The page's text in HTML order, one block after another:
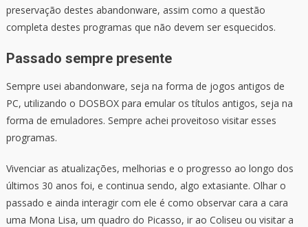
preservação destes abandonware, assim como a questão
completa destes programas que não devem ser esquecidos.
Passado sempre presente
Sempre usei abandonware, seja na forma de jogos antigos de
PC, utilizando o DOSBOX para emular os títulos antigos, seja na
forma de emuladores. Sempre achei proveitoso visitar esses
programas.
Vivenciar as atualizações, melhorias e o progresso ao longo dos
últimos 30 anos foi, e continua sendo, algo extasiante. Olhar o
passado e ainda interagir com ele é como observar cara a cara
uma Mona Lisa, um quadro do Picasso, ir ao Coliseu ou visitar a